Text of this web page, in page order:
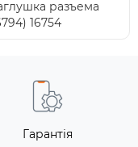
разъема
16754
Гарантія